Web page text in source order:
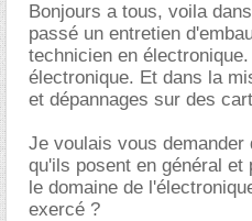
Bonjours a tous, voila
passé un entretien
technicien en
électronique. Et dans la
et dépannages sur des
Je voulais vous
qu'ils posent en général
le domaine de
exercé ?